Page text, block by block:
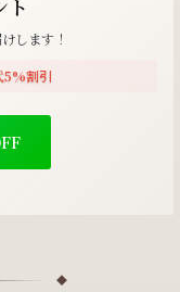
ト
します！
5%割引